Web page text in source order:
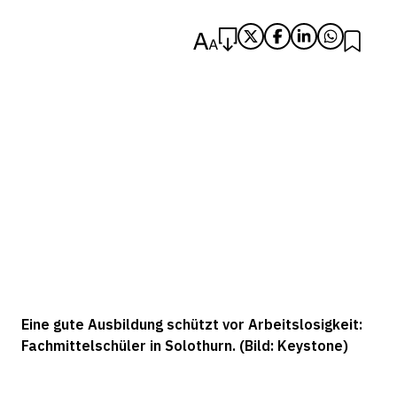
Eine gute Ausbildung schützt vor Arbeitslosigkeit:
Fachmittelschüler in Solothurn. (Bild: Keystone)